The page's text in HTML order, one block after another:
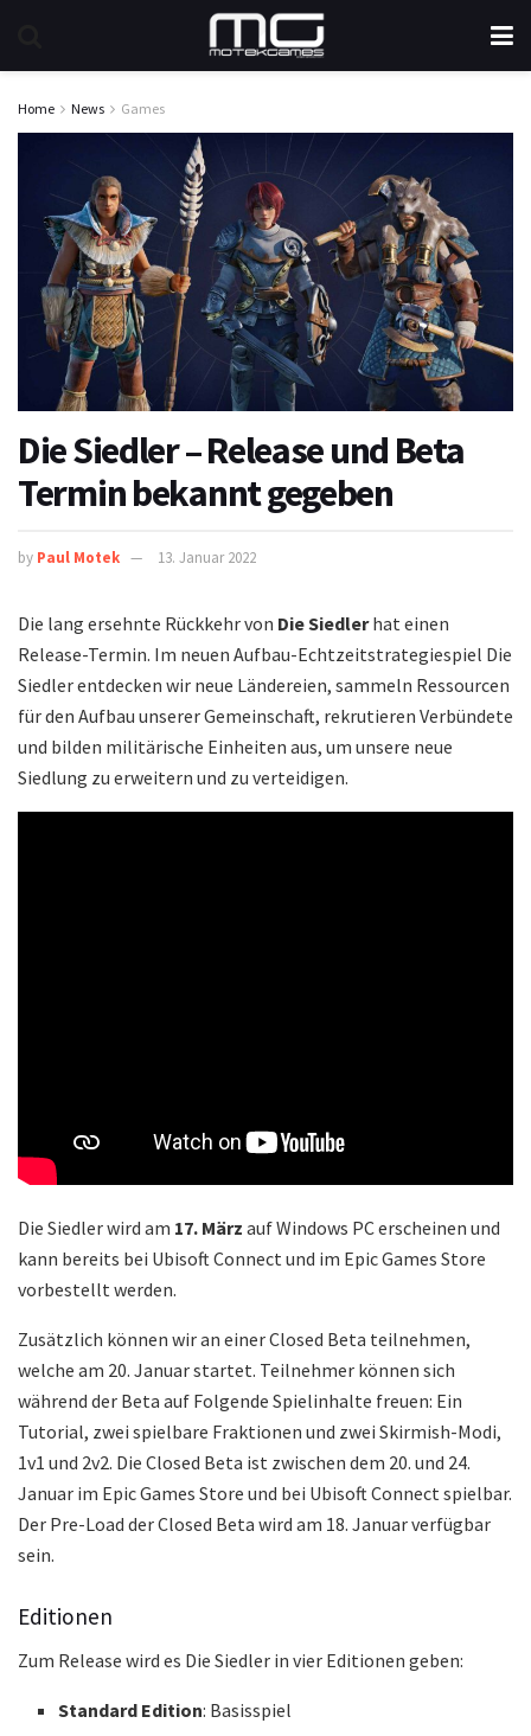
Home News Games
Die Siedler – Release und Beta
Termin bekannt gegeben
by Paul Motek 13. Januar 2022
Die lang ersehnte Rückkehr von Die Siedlerhat einen
Release-Termin. Im neuen Aufbau-Echtzeitstrategiespiel Die
Siedler entdecken wir neue Ländereien, sammeln Ressourcen
für den Aufbau unserer Gemeinschaft, rekrutieren Verbündete
und bilden militärische Einheiten aus, um unsere neue
Siedlung zu erweitern und zu verteidigen.
Die Siedler wird am 17. März auf Windows PC erscheinen und
kann bereits bei Ubisoft Connect und im Epic Games Store
vorbestellt werden.
Zusätzlich können wir an einer Closed Beta teilnehmen,
welche am 20. Januar startet. Teilnehmer können sich
während der Beta auf Folgende Spielinhalte freuen: Ein
Tutorial, zwei spielbare Fraktionen und zwei Skirmish-Modi,
1v1 und 2v2. Die Closed Beta ist zwischen dem 20. und 24.
Januar im Epic Games Store und bei Ubisoft Connect spielbar.
Der Pre-Load der Closed Beta wird am 18. Januar verfügbar
sein.
Editionen
Zum Release wird es Die Siedler in vier Editionen geben:
Standard Edition: Basisspiel